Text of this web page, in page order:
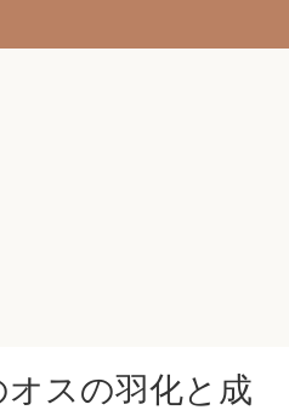
スの羽化と成